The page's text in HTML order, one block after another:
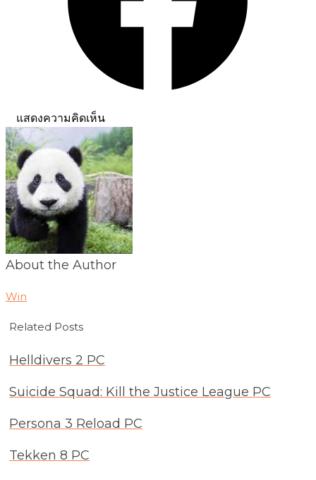
แสดงความคิดเห็น
About the Author
Win
Related Posts
Helldivers 2 PC
Suicide Squad: Kill the Justice League PC
Persona 3 Reload PC
Tekken 8 PC